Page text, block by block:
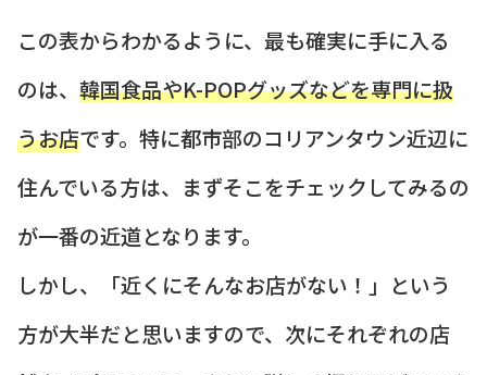
この表からわかるように、最も確実に手に入る
のは、 韓国食品やK-POPグッズなどを専門に扱
うお店です。特に都市部のコリアンタウン近辺に
住んでいる方は、まずそこをチェックしてみるの
が一番の近道となります。
しかし、「近くにそんなお店がない！」という
方が大半だと思いますので、次にそれぞれの店